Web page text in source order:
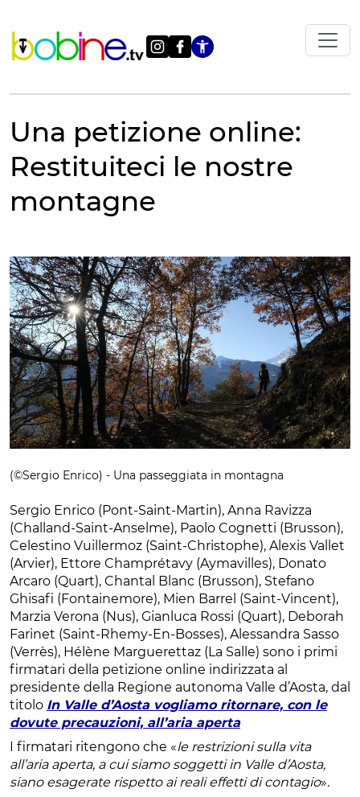
contenuto
Apri le
Una petizione online:
Restituiteci le nostre
montagne
(©Sergio Enrico) - Una passeggiata in montagna
Sergio Enrico (Pont-Saint-Martin), Anna Ravizza
(Challand-Saint-Anselme), Paolo Cognetti (Brusson),
Celestino Vuillermoz (Saint-Christophe), Alexis Vallet
(Arvier), Ettore Champrétavy (Aymavilles), Donato
Arcaro (Quart), Chantal Blanc (Brusson), Stefano
Ghisafi (Fontainemore), Mien Barrel (Saint-Vincent),
Marzia Verona (Nus), Gianluca Rossi (Quart), Deborah
Farinet (Saint-Rhemy-En-Bosses), Alessandra Sasso
(Verrès), Hélène Marguerettaz (La Salle) sono i primi
firmatari della petizione online indirizzata al
presidente della Regione autonoma Valle d’Aosta, dal
titolo In Valle d’Aosta vogliamo ritornare, con le
dovute precauzioni, all’aria aperta
I firmatari ritengono che «le restrizioni sulla vita
all’aria aperta, a cui siamo soggetti in Valle d’Aosta,
siano esagerate rispetto ai reali effetti di contagio».